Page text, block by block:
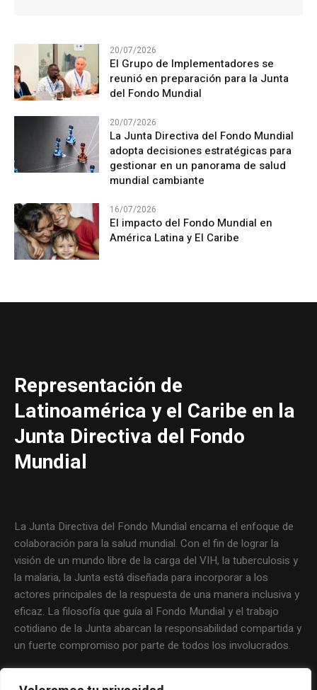
20/07/2026
El Grupo de Implementadores se
reunió en preparación para la Junta
del Fondo Mundial
20/07/2026
La Junta Directiva del Fondo Mundial
adopta decisiones estratégicas para
gestionar en un panorama de salud
mundial cambiante
16/07/2026
El impacto del Fondo Mundial en
América Latina y El Caribe
Representación de
Latinoamérica y el Caribe en la
Junta Directiva del Fondo
Mundial
La Junta Directiva del Fondo Mundial encarna el enfoque de
colaboración para la salud mundial. Con el fin de lograr la
visión de un mundo libre de la carga del VIH, la tuberculosis y
la malaria, la Junta está diseñada para incorporar a los
actores principales de la respuesta de una manera inclusiva y
eficaz. La filosofía que guía al Fondo Mundial y el trabajo
cotidiano de la Junta abarcan la responsabilidad compartida y
un fuerte compromiso por parte de todos los involucrados.